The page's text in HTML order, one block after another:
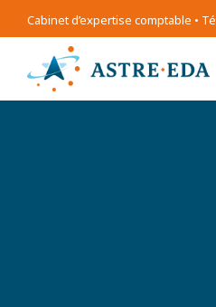
Cabinet d’expertise comptable •